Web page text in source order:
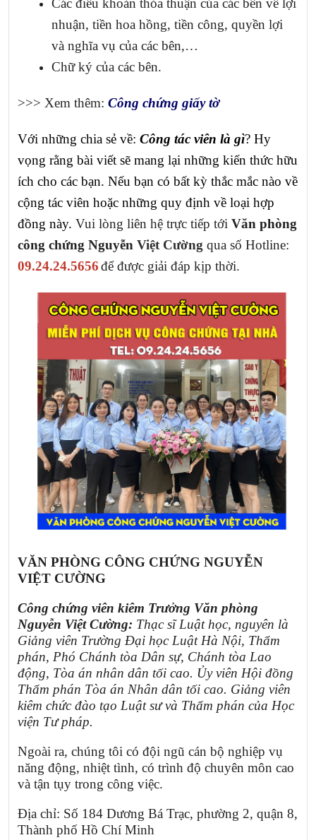
Các điều khoản thỏa thuận của các bên về lợi
nhuận, tiền hoa hồng, tiền công, quyền lợi
và nghĩa vụ của các bên,…
Chữ ký của các bên.
>>> Xem thêm: Công chứng giấy tờ
Với những chia sẻ về: Công tác viên là gì? Hy
vọng rằng bài viết sẽ mang lại những kiến thức hữu
ích cho các bạn. Nếu bạn có bất kỳ thắc mắc nào về
cộng tác viên hoặc những quy định về loại hợp
đồng này. Vui lòng liên hệ trực tiếp tới Văn phòng
công chứng Nguyễn Việt Cường qua số Hotline:
09.24.24.5656để được giải đáp kịp thời.
VĂN PHÒNG CÔNG CHỨNG NGUYỄN
VIỆT CƯỜNG
Công chứng viên kiêm Trưởng Văn phòng
Nguyễn Việt Cường: Thạc sĩ Luật học, nguyên là
Giảng viên Trường Đại học Luật Hà Nội, Thẩm
phán, Phó Chánh tòa Dân sự, Chánh tòa Lao
động, Tòa án nhân dân tối cao. Ủy viên Hội đồng
Thẩm phán Tòa án Nhân dân tối cao. Giảng viên
kiêm chức đào tạo Luật sư và Thẩm phán của Học
viện Tư pháp.
Ngoài ra, chúng tôi có đội ngũ cán bộ nghiệp vụ
năng động, nhiệt tình, có trình độ chuyên môn cao
và tận tụy trong công việc.
Địa chỉ: Số 184 Dương Bá Trạc, phường 2, quận 8,
Thành phố Hồ Chí Minh